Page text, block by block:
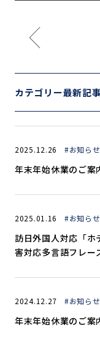
カテゴリー最新記事
2025.12.26 #お知らせ
年末年始休業のご案
2025.01.16 #お知らせ
訪日外国人対応「ホ
害対応多言語フレー
2024.12.27 #お知らせ
年末年始休業のご案